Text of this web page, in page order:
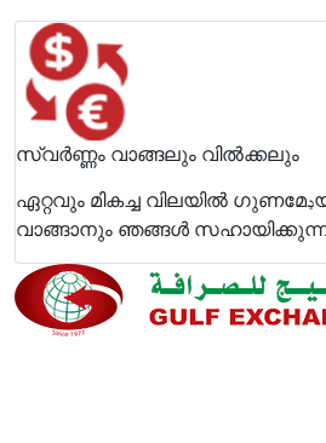
സ്വര്‍ണ്ണം വാങ്ങലും വില്‍ക്കലും
ഏറ്റവും മികച്ച വിലയില്‍ ഗുണമേډ
വാങ്ങാനും ഞങ്ങള്‍